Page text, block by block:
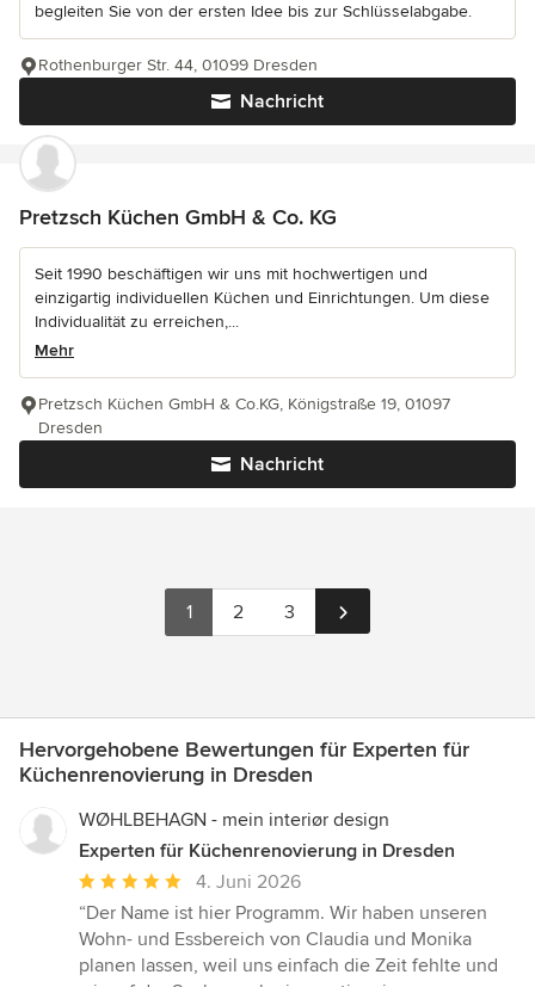
begleiten Sie von der ersten Idee bis zur Schlüsselabgabe.
Nachricht
Rothenburger Str. 44, 01099 Dresden
Pretzsch Küchen GmbH & Co. KG
Seit 1990 beschäftigen wir uns mit hochwertigen und
einzigartig individuellen Küchen und Einrichtungen. Um diese
Individualität zu erreichen,...
Mehr
Nachricht
Pretzsch Küchen GmbH & Co.KG, Königstraße 19, 01097
Dresden
1 2 3
Hervorgehobene Bewertungen für Experten für
Küchenrenovierung in Dresden
WØHLBEHAGN - mein interiør design
Experten für Küchenrenovierung in Dresden
Durchschnittliche
Bewertung:
5
von
4. Juni 2026
“Der Name ist hier Programm. Wir haben unseren
Wohn- und Essbereich von Claudia und Monika
planen lassen, weil uns einfach die Zeit fehlte und